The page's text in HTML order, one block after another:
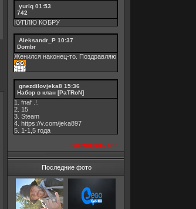
yuriq 01:53
742
КУПЛЮ КОБРУ
Aleksandr_P 10:37
Dombr
Женился наконец-то. Поздравляю
gnezdilovjeka8 15:36
Набор в клан [PaTRoN]
1. fnaf .!.
2. 15
3. Steam
4. https://v.com/jeka897
5. 1-1,5 годa
посмотреть все
Последние фото